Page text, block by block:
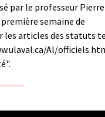
par le professeur Pierre
semaine de
les articles des statuts
Al/